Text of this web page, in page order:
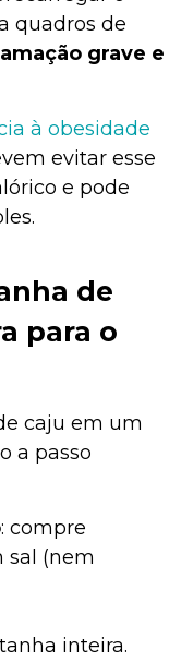
quadros de
grave e
à obesidade
evitar esse
e pode
de
para o
caju em um
a passo
: compre
sal (nem
inteira.